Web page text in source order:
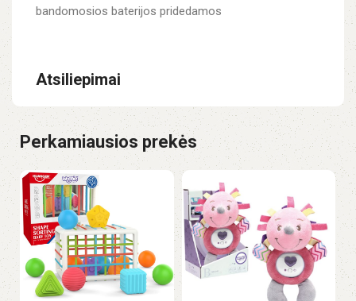
bandomosios baterijos pridedamos
Atsiliepimai
Perkamiausios prekės